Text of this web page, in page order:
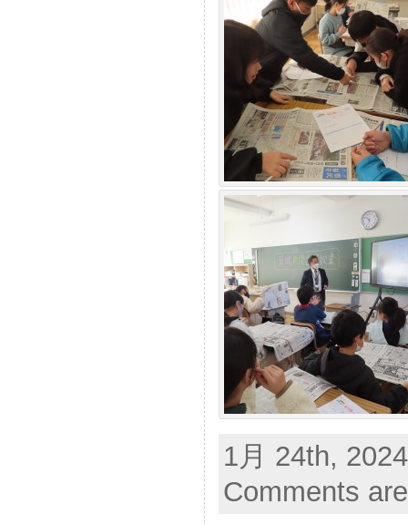
1月 24th,
Comments